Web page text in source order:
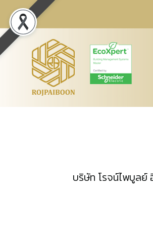
บริษัท โรจน์ไพบูลย์